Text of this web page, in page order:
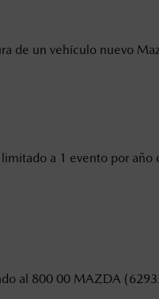
de un vehículo nuevo
a 1 evento por año
al 800 00 MAZDA
a partir del 2 de abril de
Unidos Mexicanos,